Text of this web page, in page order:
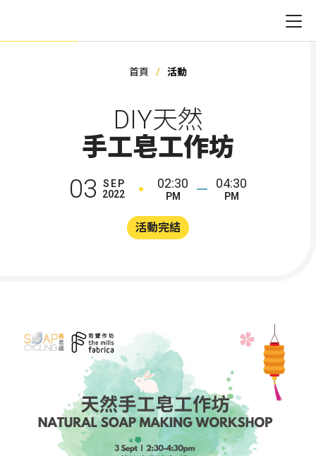
首頁 活動
DIY天然
手工皂工作坊
03
SEP
2022
02:30
PM
04:30
PM
活動完結